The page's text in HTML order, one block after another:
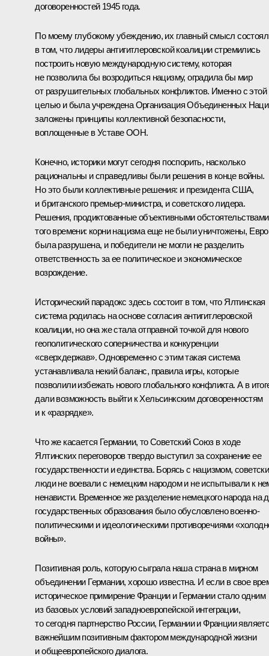
договоренностей 1945 года.
По моему глубокому убеждению, их главный смысл состоял
в том, что лидеры антигитлеровской коалиции стремились
построить новую международную систему, которая
не позволила бы возродиться нацизму, оградила бы мир
от разрушительных глобальных конфликтов. Именно с этой
целью и была учреждена Организация Объединенных
заложены принципы коллективной безопасности,
воплощенные в Уставе ООН.
Конечно, историки могут сегодня поспорить, насколько
рациональны и справедливы были решения в конце войны.
Но это были коллективные решения: и президента США,
и британского премьер-министра, и советского лидера.
Решения, продиктованные объективными обстоятельствами
того времени: корни нацизма еще не были уничтожены,
была разрушена, и победители не могли не разделить
ответственность за ее политическое и экономическое
возрождение.
Исторический парадокс здесь состоит в том, что Ялтинская
система родилась на основе согласия антигитлеровской
коалиции, но она же стала отправной точкой для нового
геополитического соперничества и конкуренции
«сверхдержав». Одновременно с этим такая система
устанавливала некий баланс, правила игры, которые
позволили избежать нового глобального конфликта. А в
дали возможность выйти к Хельсинкским договоренностям
и к «разрядке».
Что же касается Германии, то Советский Союз в ходе
Ялтинских переговоров твердо выступил за сохранение ее
государственности и единства. Борясь с нацизмом,
люди не воевали с немецким народом и не испытывали к
ненависти. Временное же разделение немецкого народа на
государственных образования было обусловлено военно-
политическими и идеологическими противоречиями
войны».
Позитивная роль, которую сыграла наша страна в мирном
объединении Германии, хорошо известна. И если в свое
историческое примирение Франции и Германии стало одним
из базовых условий западноевропейской интеграции,
то сегодня партнерство России, Германии и Франции
важнейшим позитивным фактором международной жизни
и общеевропейского диалога.